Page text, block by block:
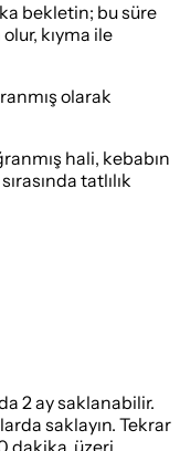
bekletin; bu süre
kıyma ile
olarak
hali, kebabın
tatlılık
2 ay saklanabilir.
saklayın. Tekrar